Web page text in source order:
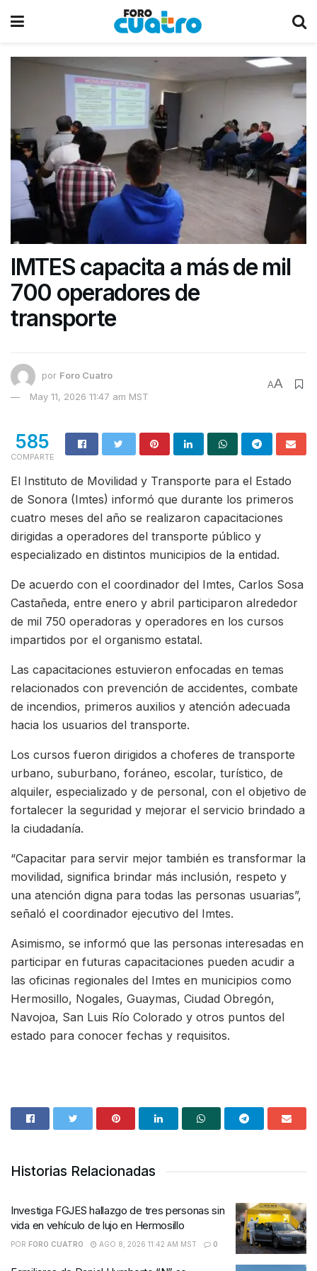
IMTES capacita a más de mil
700 operadores de
transporte
por Foro Cuatro
May 11, 2026 11:47 am MST
AA
585
COMPARTE
El Instituto de Movilidad y Transporte para el Estado
de Sonora (Imtes) informó que durante los primeros
cuatro meses del año se realizaron capacitaciones
dirigidas a operadores del transporte público y
especializado en distintos municipios de la entidad.
De acuerdo con el coordinador del Imtes, Carlos Sosa
Castañeda, entre enero y abril participaron alrededor
de mil 750 operadoras y operadores en los cursos
impartidos por el organismo estatal.
Las capacitaciones estuvieron enfocadas en temas
relacionados con prevención de accidentes, combate
de incendios, primeros auxilios y atención adecuada
hacia los usuarios del transporte.
Los cursos fueron dirigidos a choferes de transporte
urbano, suburbano, foráneo, escolar, turístico, de
alquiler, especializado y de personal, con el objetivo de
fortalecer la seguridad y mejorar el servicio brindado a
la ciudadanía.
“Capacitar para servir mejor también es transformar la
movilidad, significa brindar más inclusión, respeto y
una atención digna para todas las personas usuarias”,
señaló el coordinador ejecutivo del Imtes.
Asimismo, se informó que las personas interesadas en
participar en futuras capacitaciones pueden acudir a
las oficinas regionales del Imtes en municipios como
Hermosillo, Nogales, Guaymas, Ciudad Obregón,
Navojoa, San Luis Río Colorado y otros puntos del
estado para conocer fechas y requisitos.
Historias Relacionadas
Investiga FGJES hallazgo de tres personas sin
vida en vehículo de lujo en Hermosillo
POR FORO CUATRO AGO 8, 2026 11:42 AM MST 0